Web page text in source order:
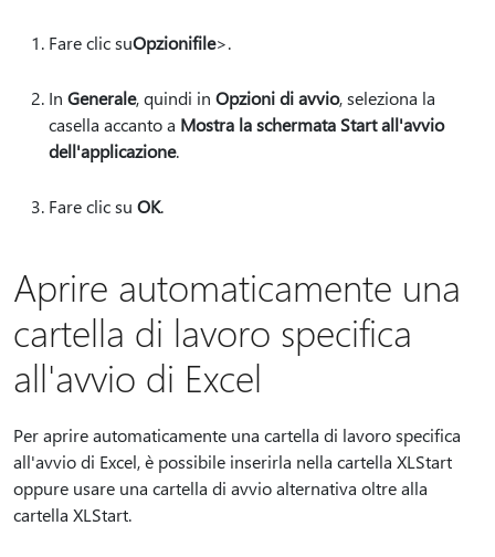
Fare clic suOpzionifile>.
In Generale, quindi in Opzioni di avvio, seleziona la
casella accanto a Mostra la schermata Start all'avvio
dell'applicazione.
Fare clic su OK.
Aprire automaticamente una
cartella di lavoro specifica
all'avvio di Excel
Per aprire automaticamente una cartella di lavoro specifica
all'avvio di Excel, è possibile inserirla nella cartella XLStart
oppure usare una cartella di avvio alternativa oltre alla
cartella XLStart.